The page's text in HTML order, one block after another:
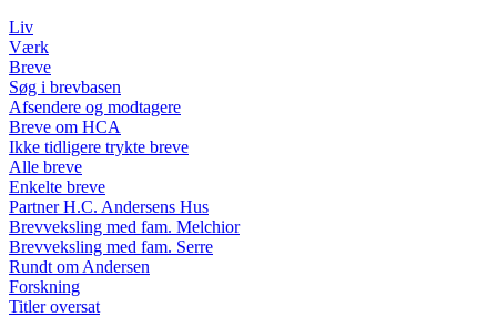
Liv
Værk
Breve
Søg i brevbasen
Afsendere og modtagere
Breve om HCA
Ikke tidligere trykte breve
Alle breve
Enkelte breve
Partner H.C. Andersens Hus
Brevveksling med fam. Melchior
Brevveksling med fam. Serre
Rundt om Andersen
Forskning
Titler oversat